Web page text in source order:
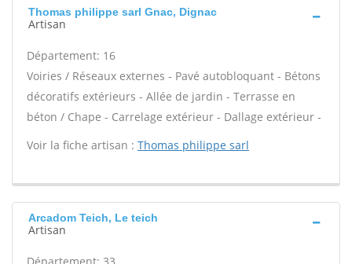
Thomas philippe sarl Gnac, Dignac
Artisan
Département: 16
Voiries / Réseaux externes - Pavé autobloquant - Bétons
décoratifs extérieurs - Allée de jardin - Terrasse en
béton / Chape - Carrelage extérieur - Dallage extérieur -
Voir la fiche artisan : Thomas philippe sarl
Arcadom Teich, Le teich
Artisan